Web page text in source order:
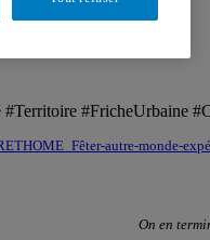
#Territoire #FricheUrbaine
autre-monde-
On en